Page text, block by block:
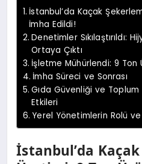
İstanbul’da Kaçak
İmha Edildi!
Denetimler Sıkılaştırıldı:
Ortaya Çıktı
İşletme Mühürlendi: 9 Ton
İmha Süreci ve Sonrası
Gıda Güvenliği ve Toplum
Etkileri
Yerel Yönetimlerin Rolü
İstanbul’da